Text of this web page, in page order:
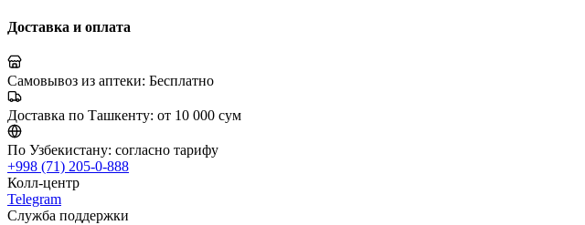
Доставка и оплата
Самовывоз из аптеки: Бесплатно
Доставка по Ташкенту: от 10 000 сум
По Узбекистану: согласно тарифу
+998 (71) 205-0-888
Колл-центр
Telegram
Служба поддержки